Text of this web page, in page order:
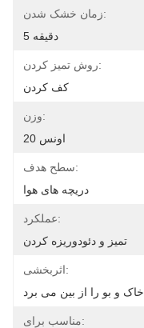
زمان خشک شدن:
5 دقیقه
روش تمیز کردن:
کف کردن
وزن:
20 اونس
سطح هدف:
دریچه های هوا
عملکرد:
تمیز و دئودوریزه کردن
اثربخشی:
خاک و بو را از بین می برد
مناسب برای: